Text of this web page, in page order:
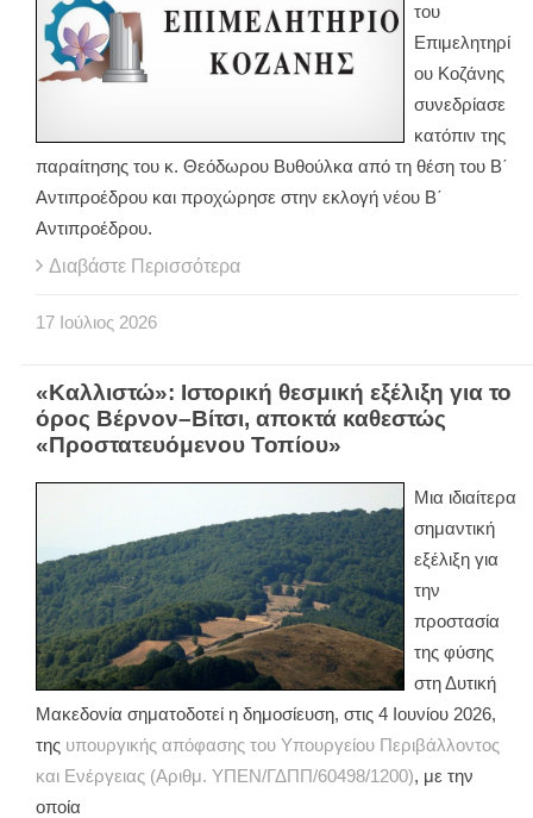
του
Επιμελητηρί
ου Κοζάνης
συνεδρίασε
κατόπιν της
παραίτησης του κ. Θεόδωρου Βυθούλκα από τη θέση του Β΄
Αντιπροέδρου και προχώρησε στην εκλογή νέου Β΄
Αντιπροέδρου.
Διαβάστε Περισσότερα
17 Ιούλιος 2026
«Καλλιστώ»: Ιστορική θεσμική εξέλιξη για το
όρος Βέρνον–Βίτσι, αποκτά καθεστώς
«Προστατευόμενου Τοπίου»
Μια ιδιαίτερα
σημαντική
εξέλιξη για
την
προστασία
της φύσης
στη Δυτική
Μακεδονία σηματοδοτεί η δημοσίευση, στις 4 Ιουνίου 2026,
της υπουργικής απόφασης του Υπουργείου Περιβάλλοντος
και Ενέργειας (Αριθμ. ΥΠΕΝ/ΓΔΠΠ/60498/1200), με την
οποία